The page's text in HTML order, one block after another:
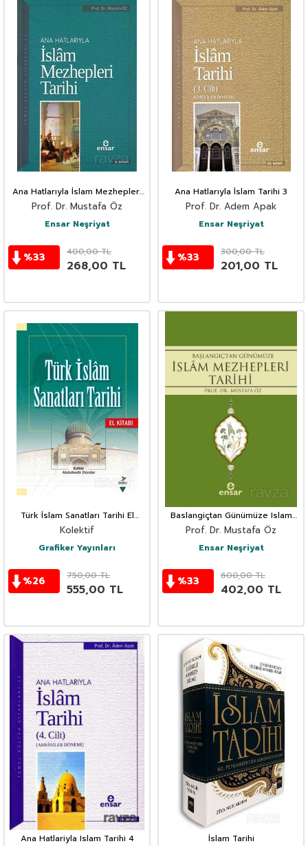
Ana Hatlarıyla İslam Mezhepleri
Tarihi
Prof. Dr. Mustafa Öz
Ensar Neşriyat
%33 400,00TL
268,00 TL
Ana Hatlarıyla İslam Tarihi 3
Prof. Dr. Adem Apak
Ensar Neşriyat
%33 300,00TL
201,00 TL
Türk İslam Sanatları Tarihi El
Kitabı
Kolektif
Grafiker Yayınları
%26 750,00TL
555,00 TL
Baslangiçtan Günümüze Islam
Mezhepleri Tarihi
Prof. Dr. Mustafa Öz
Ensar Neşriyat
%33 600,00TL
402,00 TL
Ana Hatlariyla Islam Tarihi 4 İslam Tarihi